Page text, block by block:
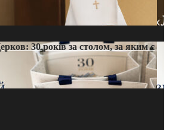
30 років за столом, за яким є